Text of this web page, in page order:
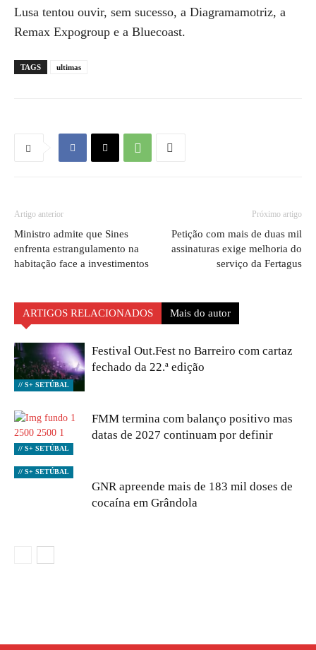
Lusa tentou ouvir, sem sucesso, a Diagramamotriz, a
Remax Expogroup e a Bluecoast.
TAGS ultimas
Artigo anterior
Ministro admite que Sines
enfrenta estrangulamento na
habitação face a investimentos
Próximo artigo
Petição com mais de duas mil
assinaturas exige melhoria do
serviço da Fertagus
ARTIGOS RELACIONADOS Mais do autor
// S+ SETÚBAL
Festival Out.Fest no Barreiro com cartaz
fechado da 22.ª edição
// S+ SETÚBAL
FMM termina com balanço positivo mas
datas de 2027 continuam por definir
// S+ SETÚBAL
GNR apreende mais de 183 mil doses de
cocaína em Grândola